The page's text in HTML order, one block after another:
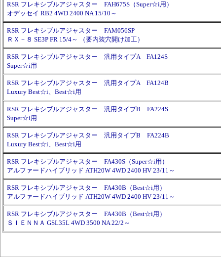
RSR フレキシブルアジャスター FAH675S（Super☆i用）
オデッセイ RB2 4WD 2400 NA 15/10～
RSR フレキシブルアジャスター FAM056SP
ＲＸ－８ SE3P FR 15/4～ （要内装穴開け加工）
RSR フレキシブルアジャスター 汎用タイプA FA124S
Super☆i用
RSR フレキシブルアジャスター 汎用タイプA FA124B
Luxury Best☆i、Best☆i用
RSR フレキシブルアジャスター 汎用タイプB FA224S
Super☆i用
RSR フレキシブルアジャスター 汎用タイプB FA224B
Luxury Best☆i、Best☆i用
RSR フレキシブルアジャスター FA430S（Super☆i用）
アルファードハイブリッド ATH20W 4WD 2400 HV 23/11～
RSR フレキシブルアジャスター FA430B（Best☆i用）
アルファードハイブリッド ATH20W 4WD 2400 HV 23/11～
RSR フレキシブルアジャスター FA430B（Best☆i用）
ＳＩＥＮＮＡ GSL35L 4WD 3500 NA 22/2～